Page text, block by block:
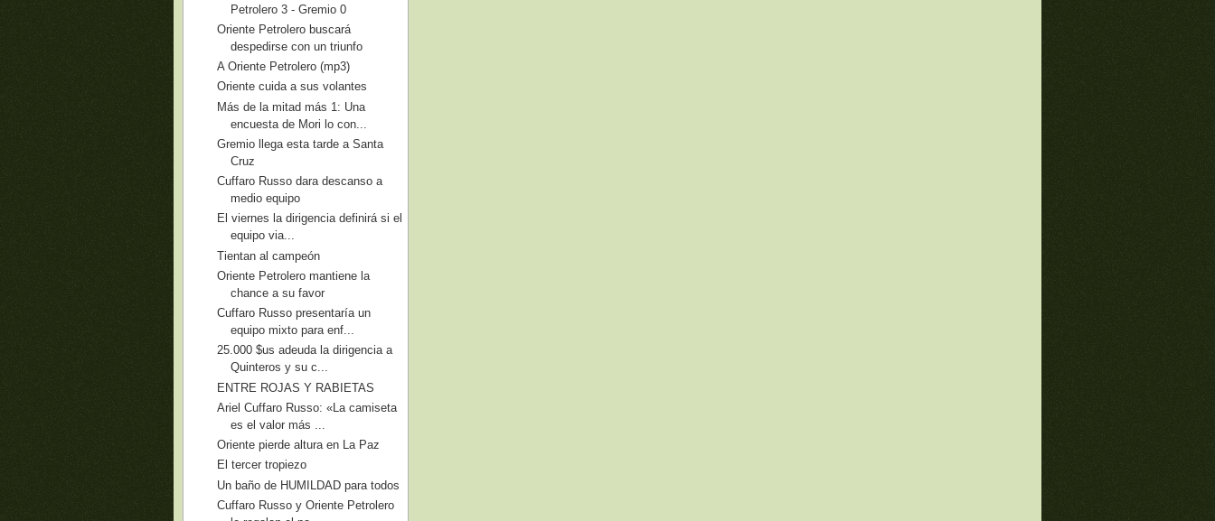
Petrolero 3 - Gremio 0
Oriente Petrolero buscará
despedirse con un triunfo
A Oriente Petrolero (mp3)
Oriente cuida a sus volantes
Más de la mitad más 1: Una
encuesta de Mori lo con...
Gremio llega esta tarde a Santa
Cruz
Cuffaro Russo dara descanso a
medio equipo
El viernes la dirigencia definirá si el
equipo via...
Tientan al campeón
Oriente Petrolero mantiene la
chance a su favor
Cuffaro Russo presentaría un
equipo mixto para enf...
25.000 $us adeuda la dirigencia a
Quinteros y su c...
ENTRE ROJAS Y RABIETAS
Ariel Cuffaro Russo: «La camiseta
es el valor más ...
Oriente pierde altura en La Paz
El tercer tropiezo
Un baño de HUMILDAD para todos
Cuffaro Russo y Oriente Petrolero